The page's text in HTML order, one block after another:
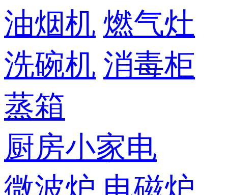
油烟机 燃气灶
洗碗机 消毒柜
蒸箱
厨房小家电